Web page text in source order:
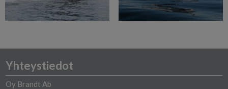
Yhteystiedot
Oy Brandt Ab